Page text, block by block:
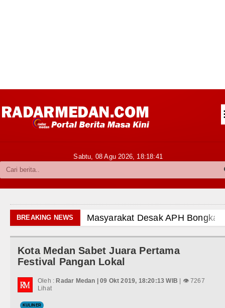
Kabupaten Karo
Politik
Olahraga
Sabtu, 08 Agu 2026, 18:18:43
BREAKING NEWSMasyarakat Desak APH Bongkar
Dewan Usul BUMD Sumut Kelola
Dugaan Penyimpangan Dana BOS
Risiko Tertular HIV/AIDS Melalui
Kota Medan Sabet Juara Pertama
Festival Pangan Lokal
Oleh : Radar Medan | 09 Okt 2019, 18:20:13 WIB | 👁 7267
Lihat
KULINER